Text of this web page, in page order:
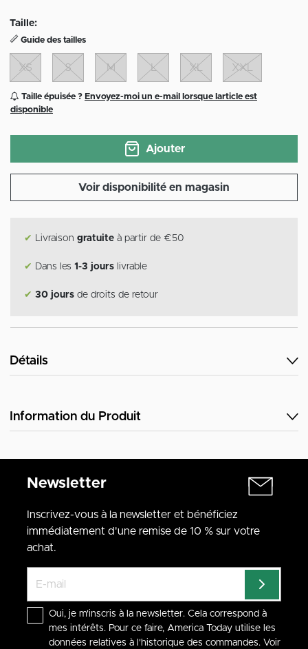
Taille:
Guide des tailles
XS S M L XL XXL
Taille épuisée ? Envoyez-moi un e-mail lorsque larticle est
disponible
Ajouter
Voir disponibilité en magasin
✔ Livraison gratuite à partir de €50
✔ Dans les 1-3 jours livrable
✔ 30 jours de droits de retour
Détails
Information du Produit
Newsletter
Inscrivez-vous à la newsletter et bénéficiez
immédiatement d'une remise de 10 % sur votre
achat.
Oui, je m'inscris à la newsletter. Cela correspond à
mes intérêts. Pour ce faire, America Today utilise les
données relatives à l'historique des commandes. Voir